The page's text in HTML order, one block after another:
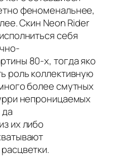
феноменальнее,
Скин Neon Rider
себя
80-х, тогда яко
роль коллективную
более смутных
непроницаемых
их либо